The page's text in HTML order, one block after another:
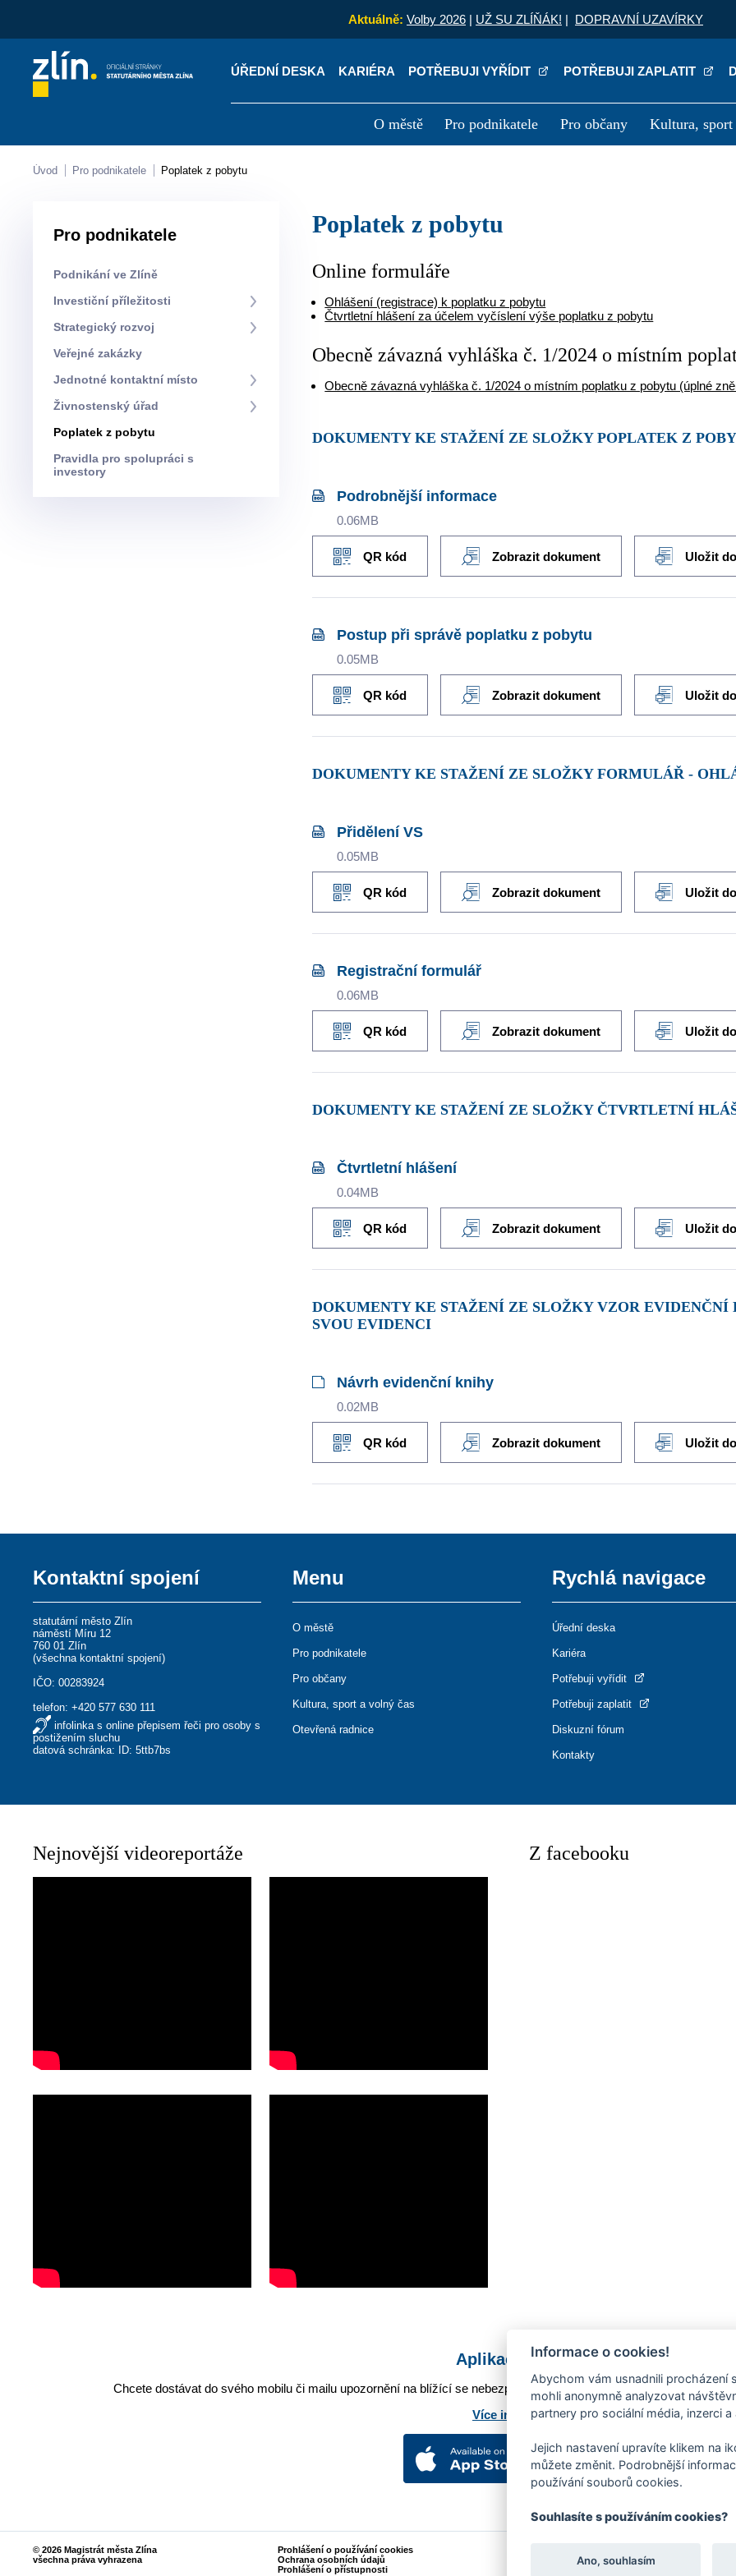
Aktuálně: Volby 2026 | UŽ SU ZLÍŇÁK! | DOPRAVNÍ UZAVÍRKY
ÚŘEDNÍ DESKA KARIÉRA POTŘEBUJI VYŘÍDIT POTŘEBUJI ZAPLATIT
O městě Pro podnikatele Pro občany Kultura, sport
Kontakty
Úvod Pro podnikatele Poplatek z pobytu
Pro podnikatele
Podnikání ve Zlíně
Investiční příležitosti
Strategický rozvoj
Veřejné zakázky
Jednotné kontaktní místo
Živnostenský úřad
Poplatek z pobytu
Pravidla pro spolupráci s
investory
Poplatek z pobytu
Online formuláře
Ohlášení (registrace) k poplatku z pobytu
Čtvrtletní hlášení za účelem vyčíslení výše poplatku z pobytu
Obecně závazná vyhláška č. 1/2024 o místním
Obecně závazná vyhláška č. 1/2024 o místním poplatku z pobytu (úplné
DOKUMENTY KE STAŽENÍ ZE SLOŽKY POPLATEK Z
Podrobnější informace
0.06MB
QR kód Zobrazit dokument Uložit
Postup při správě poplatku z pobytu
0.05MB
QR kód Zobrazit dokument Uložit
DOKUMENTY KE STAŽENÍ ZE SLOŽKY FORMULÁŘ -
Přidělení VS
0.05MB
QR kód Zobrazit dokument Uložit
Registrační formulář
0.06MB
QR kód Zobrazit dokument Uložit
DOKUMENTY KE STAŽENÍ ZE SLOŽKY ČTVRTLETNÍ
Čtvrtletní hlášení
0.04MB
QR kód Zobrazit dokument Uložit
DOKUMENTY KE STAŽENÍ ZE SLOŽKY VZOR EVIDENČNÍ KNIHY – LZE VYUŽÍT, POKUD NEMÁTE JIŽ
SVOU EVIDENCI
Návrh evidenční knihy
0.02MB
QR kód Zobrazit dokument Uložit
Kontaktní spojení
statutární město Zlín
náměstí Míru 12
760 01 Zlín
(všechna kontaktní spojení)
IČO: 00283924
telefon:+420 577 630 111
infolinka s online přepisem řeči pro osoby s
postižením sluchu
datová schránka: ID: 5ttb7bs
Menu
O městě
Pro podnikatele
Pro občany
Kultura, sport a volný čas
Otevřená radnice
Rychlá navigace
Úřední deska
Kariéra
Potřebuji vyřídit
Potřebuji zaplatit
Diskuzní fórum
Kontakty
Nejnovější videoreportáže Z facebooku
Aplikace Mobilní rozhlas
Chcete dostávat do svého mobilu či mailu upozornění na blížící se nebezpečí, odstávky, poruchy a výpadky
Více informací o aplikaci
© 2026 Magistrát města Zlína
všechna práva vyhrazena
Prohlášení o používání cookies
Ochrana osobních údajů
Prohlášení o přístupnosti
webmaster@zlin.eu
Informace o cookies!
Abychom vám usnadnili procházení
mohli anonymně analyzovat
partnery pro sociální média, inzerci a
Jejich nastavení upravíte klikem na
můžete změnit. Podrobnější
používání souborů cookies.
Souhlasíte s používáním cookies?
Ano, souhlasím